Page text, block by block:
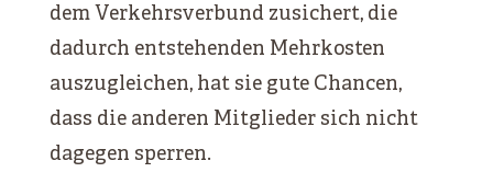
dem Verkehrsverbund zusichert, die
dadurch entstehenden Mehrkosten
auszugleichen, hat sie gute Chancen,
dass die anderen Mitglieder sich nicht
dagegen sperren.